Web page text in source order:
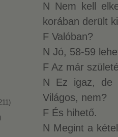
N Nem kell
korában derült
F Valóban?
N Jó, 58-59
F Az már
N Ez igaz, de
Világos, nem?
F És hihető.
N Megint a